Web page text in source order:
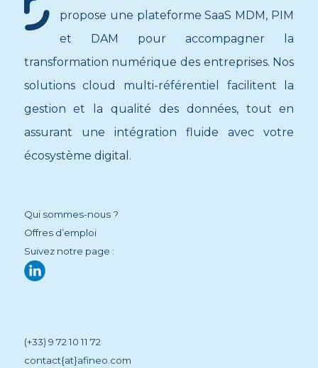
propose une plateforme SaaS MDM, PIM
et DAM pour accompagner la
transformation numérique des entreprises. Nos
solutions cloud multi-référentiel facilitent la
gestion et la qualité des données, tout en
assurant une intégration fluide avec votre
écosystème digital.
Qui sommes-nous ?
Offres d’emploi
Suivez notre page :
(+33) 9 72 10 11 72
contact{at}afineo.com